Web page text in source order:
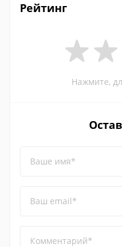
Рейтинг
Нажмите,
Ваше имя*
Ваш email*
Комментарий*